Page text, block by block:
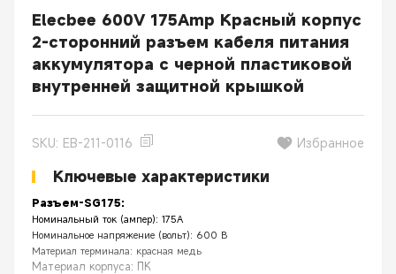
Elecbee 600V 175Amp Красный корпус
2-сторонний разъем кабеля питания
аккумулятора с черной пластиковой
внутренней защитной крышкой
SKU: EB-211-0116 Избранное
Ключевые характеристики
Разъем-SG175:
Номинальный ток (ампер): 175А
Номинальное напряжение (вольт): 600 В
Материал терминала: красная медь
Материал корпуса: ПК